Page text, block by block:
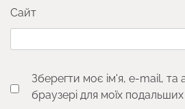
Сайт
Зберегти моє ім'я, e-mail, та
браузері для моїх